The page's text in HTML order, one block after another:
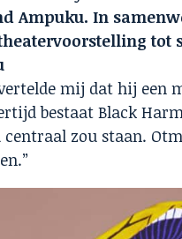
Ampuku. In
tot
mij dat hij een
bestaat Black
centraal zou staan.